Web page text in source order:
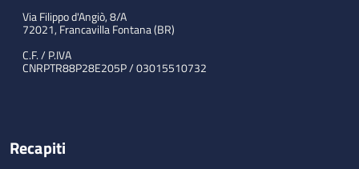
Via Filippo d'Angiò, 8/A
72021, Francavilla Fontana (BR)
C.F. / P.IVA
CNRPTR88P28E205P / 03015510732
Recapiti